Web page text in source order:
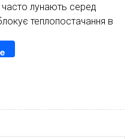
часто лунають серед
теплопостачання в